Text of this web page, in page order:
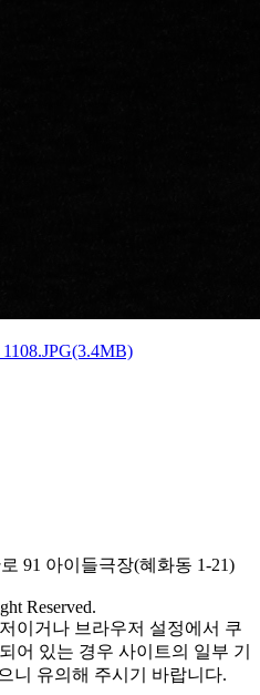
91 아이들극장(혜화동 1-21)
Reserved.
이거나 브라우저 설정에서 쿠
어 있는 경우 사이트의 일부 기
니 유의해 주시기 바랍니다.